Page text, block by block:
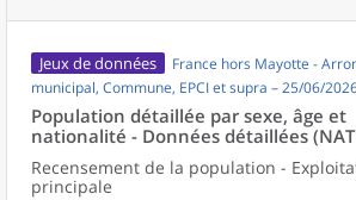
Jeux de données
France hors Mayotte -
municipal, Commune, EPCI et supra – 25/06/
Population détaillée par sexe, âge et
nationalité - Données détaillées
Recensement de la population -
principale